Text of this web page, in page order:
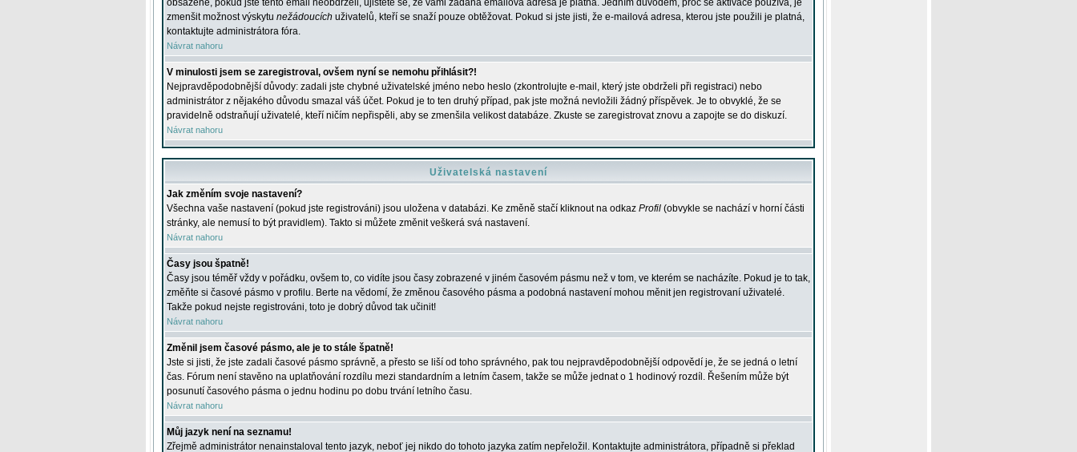
obsažené, pokud jste tento email neobdrželi, ujistěte se, že vámi zadaná emailová adresa je platná. Jedním důvodem, proč se aktivace používá, je
zmenšit možnost výskytu nežádoucích uživatelů, kteří se snaží pouze obtěžovat. Pokud si jste jisti, že e-mailová adresa, kterou jste použili je platná,
kontaktujte administrátora fóra.
Návrat nahoru
V minulosti jsem se zaregistroval, ovšem nyní se nemohu přihlásit?!
Nejpravděpodobnější důvody: zadali jste chybné uživatelské jméno nebo heslo (zkontrolujte e-mail, který jste obdrželi při registraci) nebo
administrátor z nějakého důvodu smazal váš účet. Pokud je to ten druhý případ, pak jste možná nevložili žádný příspěvek. Je to obvyklé, že se
pravidelně odstraňují uživatelé, kteří ničím nepřispěli, aby se zmenšila velikost databáze. Zkuste se zaregistrovat znovu a zapojte se do diskuzí.
Návrat nahoru
Uživatelská nastavení
Jak změním svoje nastavení?
Všechna vaše nastavení (pokud jste registrováni) jsou uložena v databázi. Ke změně stačí kliknout na odkaz Profil (obvykle se nachází v horní části
stránky, ale nemusí to být pravidlem). Takto si můžete změnit veškerá svá nastavení.
Návrat nahoru
Časy jsou špatně!
Časy jsou téměř vždy v pořádku, ovšem to, co vidíte jsou časy zobrazené v jiném časovém pásmu než v tom, ve kterém se nacházíte. Pokud je to tak,
změňte si časové pásmo v profilu. Berte na vědomí, že změnou časového pásma a podobná nastavení mohou měnit jen registrovaní uživatelé.
Takže pokud nejste registrováni, toto je dobrý důvod tak učinit!
Návrat nahoru
Změnil jsem časové pásmo, ale je to stále špatně!
Jste si jisti, že jste zadali časové pásmo správně, a přesto se liší od toho správného, pak tou nejpravděpodobnější odpovědí je, že se jedná o letní
čas. Fórum není stavěno na uplatňování rozdílu mezi standardním a letním časem, takže se může jednat o 1 hodinový rozdíl. Řešením může být
posunutí časového pásma o jednu hodinu po dobu trvání letního času.
Návrat nahoru
Můj jazyk není na seznamu!
Zřejmě administrátor nenainstaloval tento jazyk, neboť jej nikdo do tohoto jazyka zatím nepřeložil. Kontaktujte administrátora, případně si překlad